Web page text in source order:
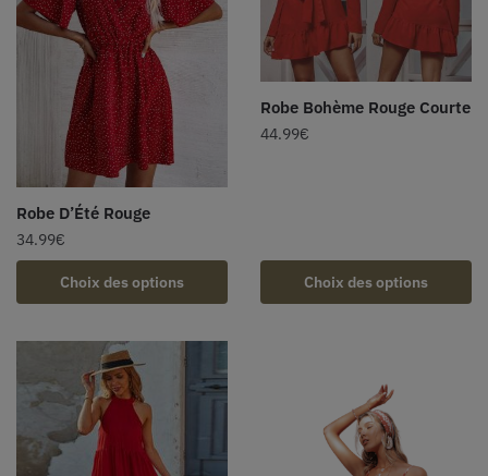
Robe D’Été Rouge
34.99€
Choix des options
Robe Bohème Rouge Courte
44.99€
Choix des options